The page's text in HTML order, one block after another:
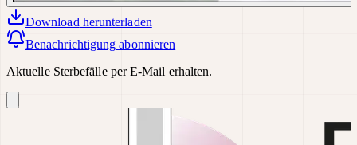
Download herunterladen
Benachrichtigung abonnieren
Aktuelle Sterbefälle per E-Mail erhalten.